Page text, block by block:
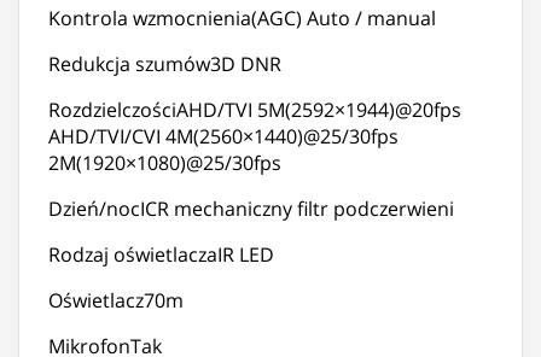
Kontrola wzmocnienia(AGC) Auto / manual
Redukcja szumów3D DNR
RozdzielczościAHD/TVI 5M(2592×1944)@20fps
AHD/TVI/CVI 4M(2560×1440)@25/30fps
2M(1920×1080)@25/30fps
Dzień/nocICR mechaniczny filtr podczerwieni
Rodzaj oświetlaczaIR LED
Oświetlacz70m
MikrofonTak